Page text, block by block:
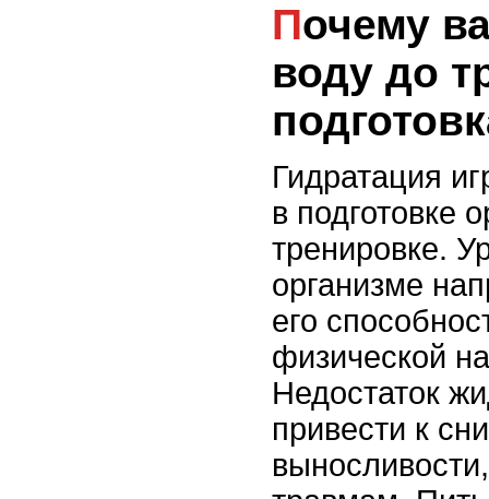
Почему важно пить
воду до
Гидратация
в подготовке
тренировке.
организме
его
физической
Недостаток
привести к